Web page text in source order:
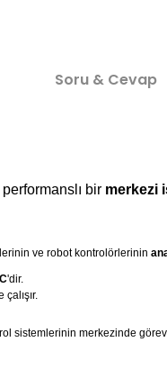
Soru & Cevap
bir merkezi
ve robot kontrolörlerinin
'dir.
çalışır.
sistemlerinin merkezinde